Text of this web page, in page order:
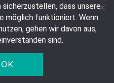
sicherzustellen, dass unsere
möglich funktioniert. Wenn
gehen wir davon aus,
sind.
OK